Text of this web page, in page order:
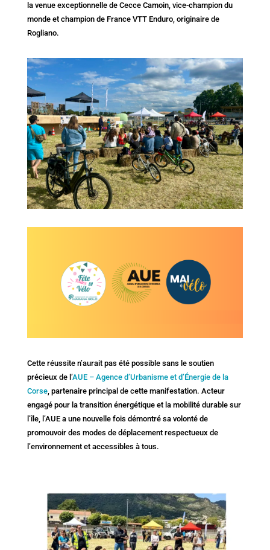
la venue exceptionnelle de Cecce Camoin, vice-champion du
monde et champion de France VTT Enduro, originaire de
Rogliano.
Cette réussite n’aurait pas été possible sans le soutien
précieux de l’AUE – Agence d’Urbanisme et d’Énergie de la
Corse, partenaire principal de cette manifestation. Acteur
engagé pour la transition énergétique et la mobilité durable sur
l’île, l’AUE a une nouvelle fois démontré sa volonté de
promouvoir des modes de déplacement respectueux de
l’environnement et accessibles à tous.